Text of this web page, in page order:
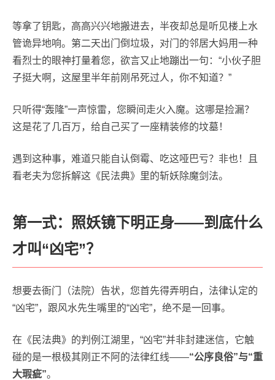
等拿了钥匙，高高兴兴地搬进去，半夜却总是听见楼上水
管诡异地响。第二天出门倒垃圾，对门的邻居大妈用一种
看烈士的眼神打量着您，欲言又止地蹦出一句：“小伙子胆
子挺大啊，这屋里半年前刚吊死过人，你不知道？”
只听得“轰隆”一声惊雷，您瞬间走火入魔。这哪是捡漏？
这是花了几百万，给自己买了一座精装修的坟墓！
遇到这种事，难道只能自认倒霉、吃这哑巴亏？非也！且
看老夫为您拆解这《民法典》里的斩妖除魔剑法。
第一式：照妖镜下明正身——到底什么
才叫“凶宅”？
想要去衙门（法院）告状，您首先得弄明白，法律认定的
“凶宅”，跟风水先生嘴里的“凶宅”，绝不是一回事。
在《民法典》的判例江湖里，“凶宅”并非封建迷信，它触
碰的是一根极其刚正不阿的法律红线——“公序良俗”与“重
大瑕疵”。